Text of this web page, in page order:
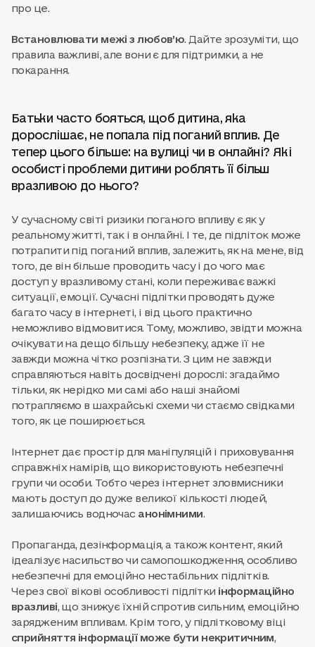
про це.
Встановлювати межі з любов’ю. Дайте зрозуміти, що
правила важливі, але вони є для підтримки, а не
покарання.
Батьки часто бояться, щоб дитина, яка
дорослішає, не попала під поганий вплив. Де
тепер цього більше: на вулиці чи в онлайні? Які
особисті проблеми дитини роблять її більш
вразливою до нього?
У сучасному світі ризики поганого впливу є як у
реальному житті, так і в онлайні. І те, де підліток може
потрапити під поганий вплив, залежить, як на мене, від
того, де він більше проводить часу і до чого має
доступ у вразливому стані, коли переживає важкі
ситуації, емоції. Сучасні підлітки проводять дуже
багато часу в інтернеті, і від цього практично
неможливо відмовитися. Тому, можливо, звідти можна
очікувати на дещо більшу небезпеку, адже її не
завжди можна чітко розпізнати. З цим не завжди
справляються навіть досвідчені дорослі: згадаймо
тільки, як нерідко ми самі або наші знайомі
потрапляємо в шахрайські схеми чи стаємо свідками
того, як це поширюється.
Інтернет дає простір для маніпуляцій і приховування
справжніх намірів, що використовують небезпечні
групи чи особи. Тобто через інтернет зловмисники
мають доступ до дуже великої кількості людей,
залишаючись водночас анонімними.
Пропаганда, дезінформація, а також контент, який
ідеалізує насильство чи самопошкодження, особливо
небезпечні для емоційно нестабільних підлітків.
Через свої вікові особливості підлітки інформаційно
вразливі, що знижує їхній спротив сильним, емоційно
зарядженим впливам. Крім того, у підлітковому віці
сприйняття інформації може бути некритичним,